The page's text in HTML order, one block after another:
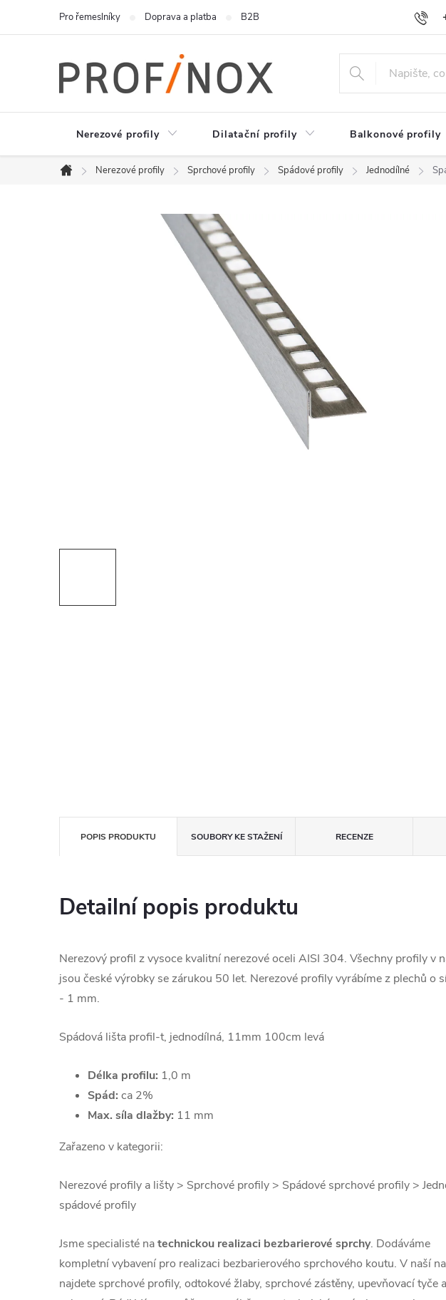
Pro řemeslníky Doprava a platba B2B
Nerezové profily Dilatační profily Balkonové profily
Domů
Nerezové profily Sprchové profily Spádové profily Jednodílné
POPIS PRODUKTU SOUBORY KE STAŽENÍ RECENZE
Detailní popis produktu
Nerezový profil z vysoce kvalitní nerezové oceli AISI 304. Všechny profily v
jsou české výrobky se zárukou 50 let. Nerezové profily vyrábíme z plechů o
- 1 mm.
Spádová lišta profil-t, jednodílná, 11mm 100cm levá
Délka profilu: 1,0 m
Spád: ca 2%
Max. síla dlažby: 11 mm
Zařazeno v kategorii:
Nerezové profily a lišty > Sprchové profily > Spádové sprchové profily >
spádové profily
Jsme specialisté natechnickou realizaci bezbarierové sprchy. Dodáváme
kompletní vybavení pro realizaci bezbarierového sprchového koutu. V naší
najdete sprchové profily, odtokové žlaby, sprchové zástěny, upevňovací tyče